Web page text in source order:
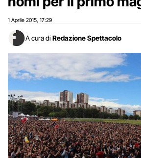
1 Aprile 2015 17:29
A cura di Redazione Spettacolo